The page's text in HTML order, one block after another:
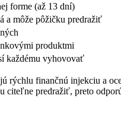
forme (až 13 dní)
a môže pôžičku predražiť
produktmi
každému vyhovovať
rýchlu finančnú injekciu a
predražiť, preto